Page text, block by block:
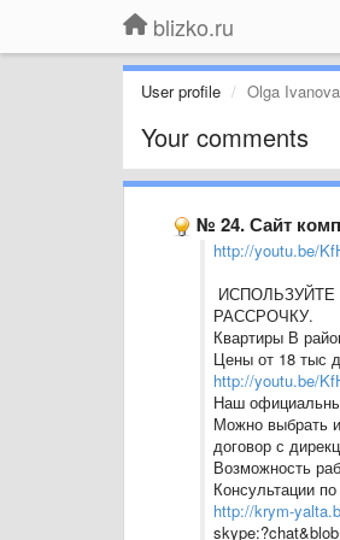
blizko.ru
User profile Olga Ivanova
Your comments
№ 24. Сайт
http://youtu.be/
РАССРОЧКУ.
Квартиры В
Цены от 18 тыс
http://youtu.be/
Наш
Можно выбрать
договор с
Возможность
Консультации
http://krym-